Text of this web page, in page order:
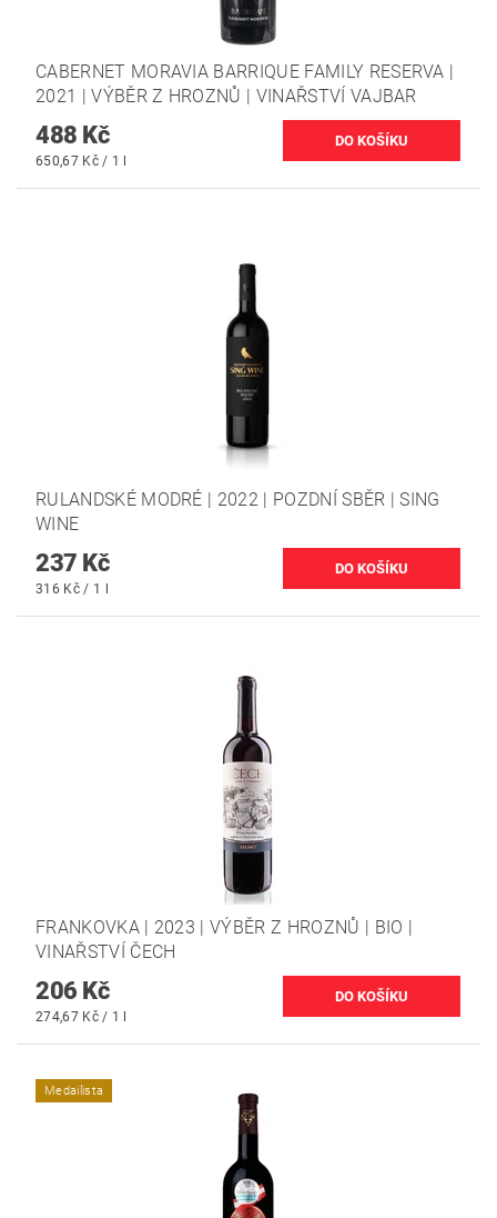
CABERNET MORAVIA BARRIQUE FAMILY RESERVA |
2021 | VÝBĚR Z HROZNŮ | VINAŘSTVÍ VAJBAR
488 Kč
650,67 Kč / 1 l
RULANDSKÉ MODRÉ | 2022 | POZDNÍ SBĚR | SING
WINE
237 Kč
316 Kč / 1 l
FRANKOVKA | 2023 | VÝBĚR Z HROZNŮ | BIO |
VINAŘSTVÍ ČECH
206 Kč
274,67 Kč / 1 l
Medailista